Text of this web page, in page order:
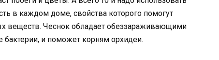
в каждом доме, свойства которого помогут
веществ. Чеснок обладает обеззараживающими
и поможет корням орхидеи.